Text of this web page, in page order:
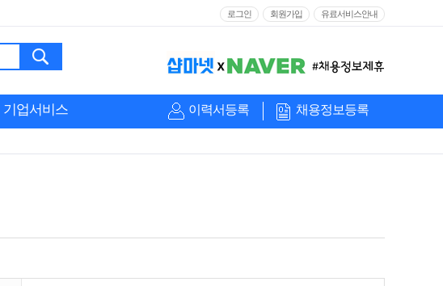
로그인 회원가입 유료서비스안내
기업서비스 이력서등록 채용정보등록